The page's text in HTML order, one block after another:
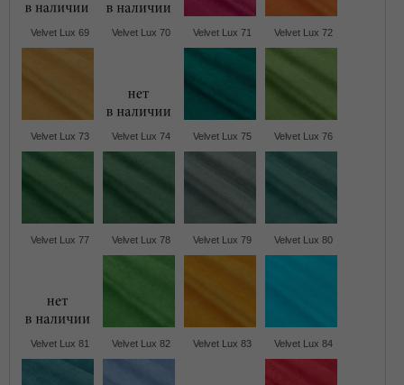
Velvet Lux 69 Velvet Lux 70 Velvet Lux 71 Velvet Lux 72
Velvet Lux 73 Velvet Lux 74 Velvet Lux 75 Velvet Lux 76
Velvet Lux 77 Velvet Lux 78 Velvet Lux 79 Velvet Lux 80
Velvet Lux 81 Velvet Lux 82 Velvet Lux 83 Velvet Lux 84